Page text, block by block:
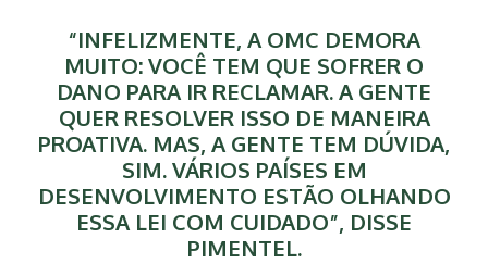
“INFELIZMENTE, A OMC DEMORA
MUITO: VOCÊ TEM QUE SOFRER O
DANO PARA IR RECLAMAR. A GENTE
QUER RESOLVER ISSO DE MANEIRA
PROATIVA. MAS, A GENTE TEM DÚVIDA,
SIM. VÁRIOS PAÍSES EM
DESENVOLVIMENTO ESTÃO OLHANDO
ESSA LEI COM CUIDADO”, DISSE
PIMENTEL.